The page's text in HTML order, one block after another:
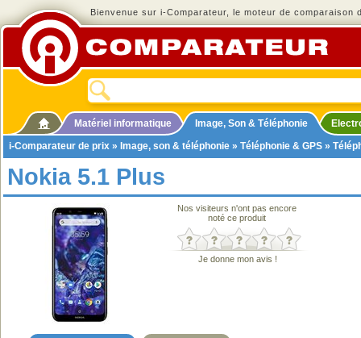
Bienvenue sur i-Comparateur, le moteur de comparaison
Matériel informatique Image, Son & Téléphonie
i-Comparateur de prix » Image, son & téléphonie » Téléphonie & GPS »
Nokia 5.1 Plus
Nos visiteurs n'ont pas encore
noté ce produit
Je donne mon avis !